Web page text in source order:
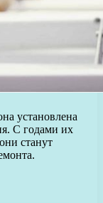
установлена
С годами их
станут